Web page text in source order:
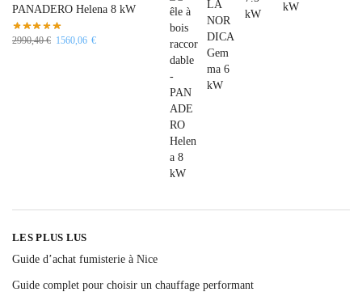
PANADERO Helena 8 kW
2990,40€ 1560,06 €
LES PLUS LUS
Guide d’achat fumisterie à Nice
Guide complet pour choisir un chauffage performant